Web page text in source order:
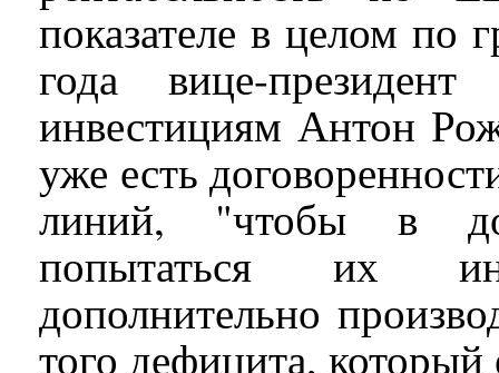
показателе в целом по
года вице-
инвестициям Антон
уже есть
линий, "чтобы в
попытаться их
дополнительно
того дефицита,